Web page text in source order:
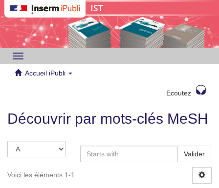
Toggle
navigation
Accueil iPubli
Ecoutez
Découvrir par mots-clés MeSH
Valider
Voici les éléments 1-1